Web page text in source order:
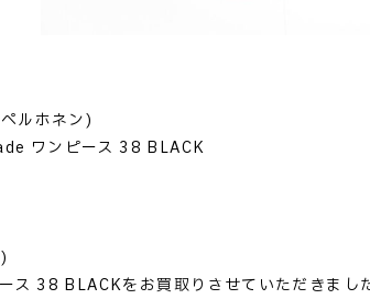
ルホネン)
ワンピース 38 BLACK
38 BLACKをお買取りさせていただきまし